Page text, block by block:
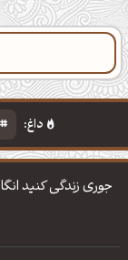
دسته‌بندی مطالب
داغ:
جوری زندگی کنید